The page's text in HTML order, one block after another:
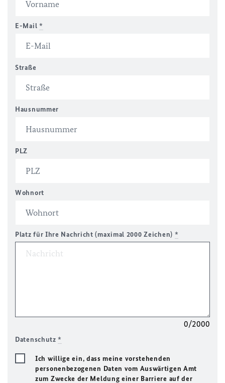
E-Mail *
Straße
Hausnummer
PLZ
Wohnort
Platz für Ihre Nachricht (maximal 2000 Zeichen) *
0/2000
Datenschutz*
Ich willige ein, dass meine vorstehenden
personenbezogenen Daten vom Auswärtigen Amt
zum Zwecke der Meldung einer Barriere auf der